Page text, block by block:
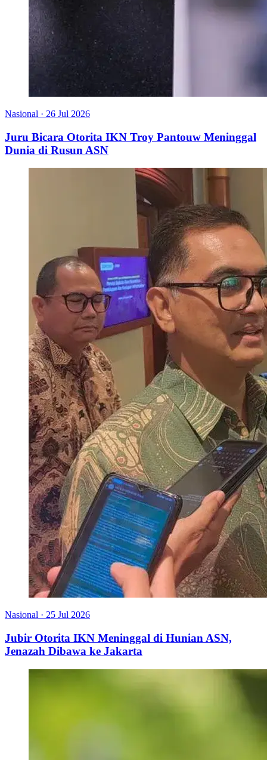
Nasional · 26 Jul 2026
Juru Bicara Otorita IKN Troy Pantouw Meninggal
Dunia di Rusun ASN
Nasional · 25 Jul 2026
Jubir Otorita IKN Meninggal di Hunian ASN,
Jenazah Dibawa ke Jakarta